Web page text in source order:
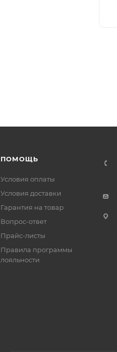
ПОМОЩЬ
Условия оплаты
Условия доставки
Гарантия на товар
Вопрос-ответ
Прайс-листы
Правила программы
лояльности